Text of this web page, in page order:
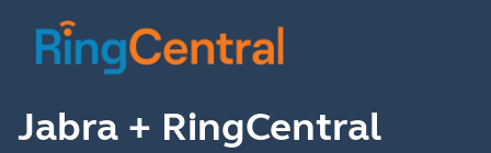
Jabra + RingCentral